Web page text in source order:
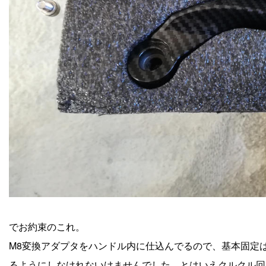
でお約束のこれ。
M8変換アダプタをハンドル内に仕込んでるので、基本固